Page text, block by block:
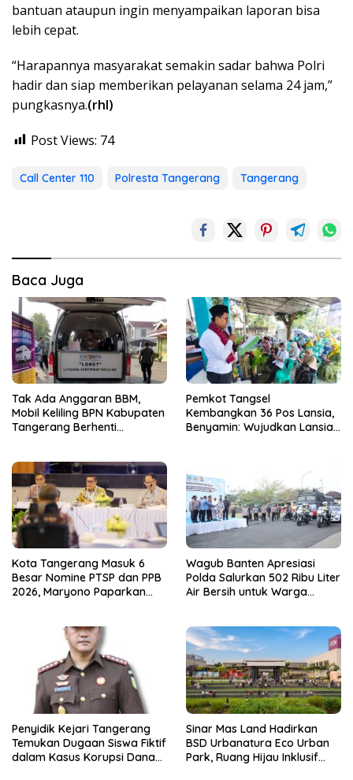
bantuan ataupun ingin menyampaikan laporan bisa
lebih cepat.
“Harapannya masyarakat semakin sadar bahwa Polri
hadir dan siap memberikan pelayanan selama 24 jam,”
pungkasnya.(rhl)
Post Views: 74
Call Center 110 Polresta Tangerang Tangerang
Baca Juga
Tak Ada Anggaran BBM,
Mobil Keliling BPN Kabupaten
Tangerang Berhenti
Pemkot Tangsel
Kembangkan 36 Pos Lansia,
Benyamin: Wujudkan Lansia
Kota Tangerang Masuk 6
Besar Nomine PTSP dan PPB
2026, Maryono Paparkan
Wagub Banten Apresiasi
Polda Salurkan 502 Ribu Liter
Air Bersih untuk Warga
Penyidik Kejari Tangerang
Temukan Dugaan Siswa Fiktif
dalam Kasus Korupsi Dana
Sinar Mas Land Hadirkan
BSD Urbanatura Eco Urban
Park, Ruang Hijau Inklusif